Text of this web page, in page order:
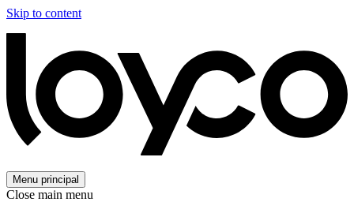
Skip to content
Menu principal
Close main menu